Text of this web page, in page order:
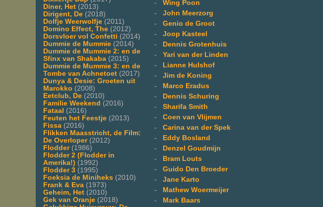
Diner, Het (2013)
Dirigent, De (2018)
Dolfje Weerwolfje (2011)
Domino Effect, The (2012)
Dorsvloer vol Confetti (2014)
Dummie de Mummie (2014)
Dummie de Mummie 2: en de
Sfinx van Shakaba (2015)
Dummie de Mummie 3: en de
Tombe van Achnetoet (2017)
Dunya & Desie: Groeten uit
Marokko (2008)
Eetclub, De (2010)
Familie Weekend (2016)
Fataal (2016)
Feuten het Feestje (2013)
Fissa (2016)
Flikken Maasstricht, de Film:
De Overloper(2012)
Flodder(1986)
Flodder 2 (Flodder in
Amerika!) (1992)
Flodder 3 (1995)
Foeksia de Miniheks (2010)
Frank & Eva (1973)
Geheim, Het (2010)
Gek van Oranje (2018)
- Wing Poon
- John Meerzorg
- Genio de Groot
- Joop Kasteel
-
Dennis Grotenhuis
- Yari van der Linden
-
Lianne Hulshof
- Jim de Koning
-
Marco Eradus
-
Dennis Schuring
- Sharifa Smith
- Coen van Vlijmen
- Carina van der Spek
-
Eddy Bosland
-
Denzel Goudmijn
-
Bram Louts
- Guido Den Broeder
- Jane Karto
-
Mathew Woermeijer
-
Mark Baars